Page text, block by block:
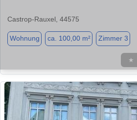
Castrop-Rauxel, 44575
Wohnung ca. 100,00 m² Zimmer 3
★